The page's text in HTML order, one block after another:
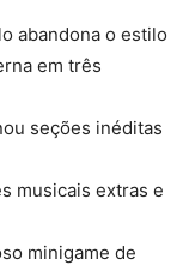
abandona o estilo
em três
seções inéditas
musicais extras e
minigame de